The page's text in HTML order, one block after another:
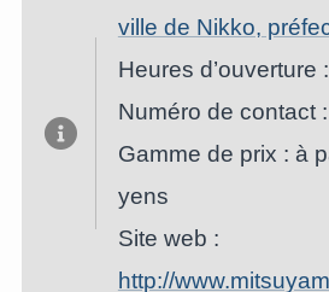
ville de Nikko,
Heures d’ouverture
Numéro de contact
Gamme de prix : à
yens
Site web :
http://